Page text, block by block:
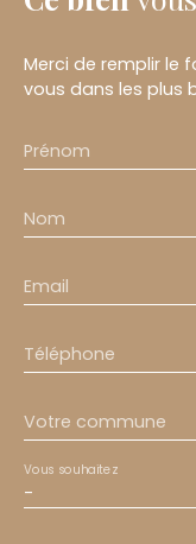
Merci de remplir le
vous dans les plus
Prénom
Nom
Email
Téléphone
Votre commune
-
Vous souhaitez